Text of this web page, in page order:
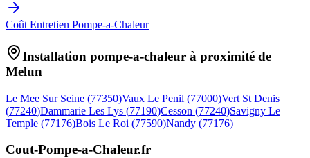
Coût Entretien Pompe-a-Chaleur
Installation pompe-a-chaleur à proximité de
Melun
Le Mee Sur Seine (77350)Vaux Le Penil (77000)Vert St Denis
(77240)Dammarie Les Lys (77190)Cesson (77240)Savigny Le
Temple (77176)Bois Le Roi (77590)Nandy (77176)
Cout-Pompe-a-Chaleur.fr